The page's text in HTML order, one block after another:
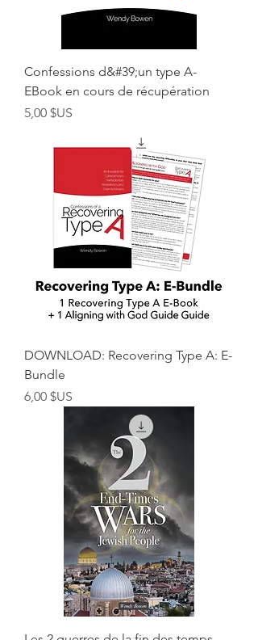
Confessions d&#39;un type A-
EBook en cours de récupération
Prix
5,00 $US
DOWNLOAD: Recovering Type A: E-
Bundle
Prix
6,00 $US